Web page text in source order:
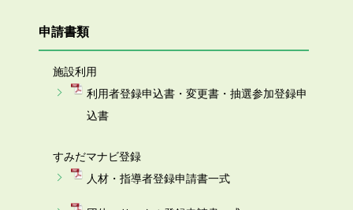
申請書類
施設利用
利用者登録申込書・変更書・抽選参加登録申
込書
すみだマナビ登録
人材・指導者登録申請書一式